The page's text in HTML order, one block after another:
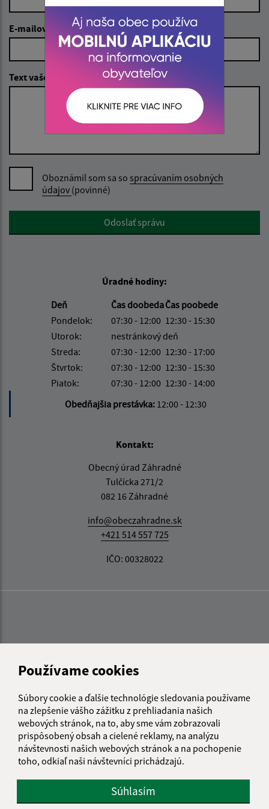
Používame cookies
Súbory cookie a ďalšie technológie sledovania používame
na zlepšenie vášho zážitku z prehliadania našich
webových stránok, na to, aby sme vám zobrazovali
prispôsobený obsah a cielené reklamy, na analýzu
návštevnosti našich webových stránok a na pochopenie
toho, odkiaľ naši návštevníci prichádzajú.
Súhlasím
E-mailová adresa (povinné)
Text vašej správy (povinné)
Oboznámil som sa so spracúvaním osobných
údajov (povinné)
Google reCaptcha ResponseOdoslať správu
Úradné hodiny:
Deň
Čas doobedaČas poobede
Pondelok:
07:30 - 12:00 12:30 - 15:30
Utorok:
nestránkový deň
Streda:
07:30 - 12:00 12:30 - 17:00
Štvrtok:
07:30 - 12:00 12:30 - 15:30
Piatok:
07:30 - 12:00 12:30 - 14:00
Obedňajšia prestávka: 12:00 - 12:30
Kontakt:
Obecný úrad Záhradné
Tulčícka 271/2
082 16 Záhradné
info@obeczahradne.sk
+421 514 557 725
IČO: 00328022
Informácie o stránke: